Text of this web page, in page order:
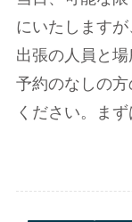
にいたしますが
出張の人員と
予約のなしの
ください。まず